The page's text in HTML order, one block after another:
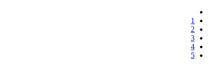
1
2
3
4
5